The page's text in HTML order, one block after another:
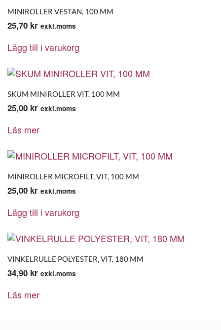
MINIROLLER VESTAN, 100 MM
25,70 kr exkl.moms
Lägg till i varukorg
SKUM MINIROLLER VIT, 100 MM
25,00 kr exkl.moms
Läs mer
MINIROLLER MICROFILT, VIT, 100 MM
25,00 kr exkl.moms
Lägg till i varukorg
VINKELRULLE POLYESTER, VIT, 180 MM
34,90 kr exkl.moms
Läs mer